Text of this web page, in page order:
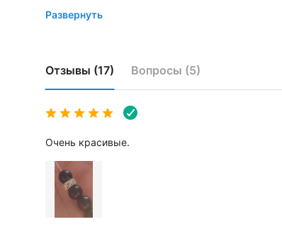
Развернуть
Отзывы (17) Вопросы (5)
Очень красивые.